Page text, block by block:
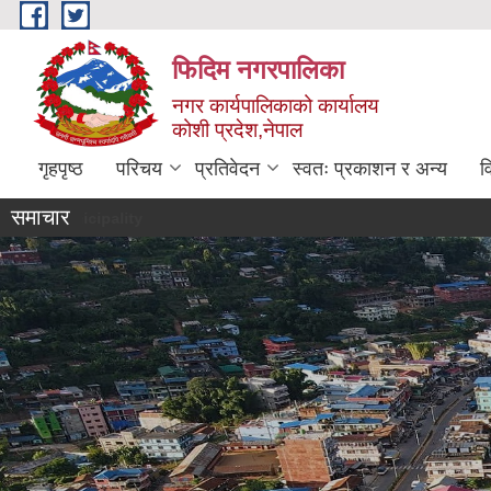
Skip to main content
फिदिम नगरपालिका
नगर कार्यपालिकाको कार्यालय
कोशी प्रदेश,नेपाल
गृहपृष्ठ परिचय प्रतिवेदन स्वतः प्रकाशन र अन्य
समाचार